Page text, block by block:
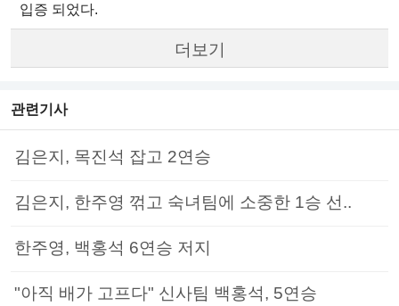
입증 되었다.
더보기
관련기사
김은지, 목진석 잡고 2연승
김은지, 한주영 꺾고 숙녀팀에 소중한 1승 선..
한주영, 백홍석 6연승 저지
"아직 배가 고프다" 신사팀 백홍석, 5연승